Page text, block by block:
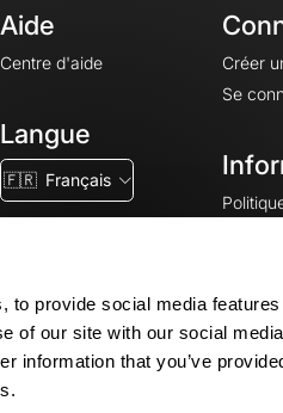
to provide social media
of our site with our social
information that you’ve
Aide
Centre d'aide
Langue
🇫🇷 Français
Créer
Se